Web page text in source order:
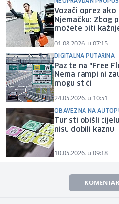
Vozači oprez
Njemačku: Zbog
možete biti
01.08.2026. u 07:15
DIGITALNA PUTARINA
Pazite na "Free
Nema rampi ni
mogu stići
24.05.2026. u 10:51
OBAVEZNA NA
Turisti obišli
nisu dobili kaznu
10.05.2026. u 09:18